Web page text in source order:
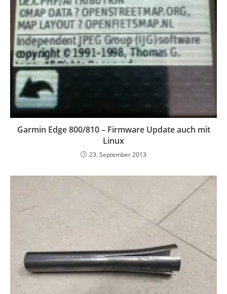
Garmin Edge 800/810 – Firmware Update auch mit
Linux
23. September 2013